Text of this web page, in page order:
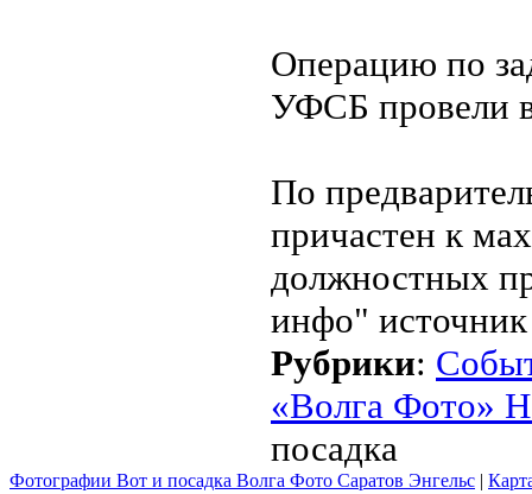
Операцию по
УФСБ провели
По
причастен к
должностных
инфо" источник
Рубрики:
«Волга Фото»
посадка
Фотографии Вот и посадка Волга Фото Саратов Энгельс |